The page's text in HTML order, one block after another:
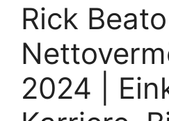
Rick Beato
2024 |